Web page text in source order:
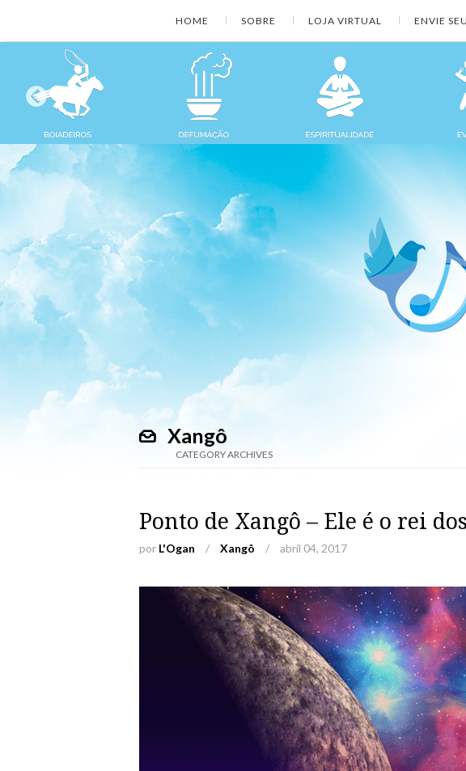
HOME SOBRE LOJA VIRTUAL ENVIE
Xangô
CATEGORY ARCHIVES
Ponto de Xangô – Ele é o rei
por L'Ogan / Xangô / abril 04, 2017